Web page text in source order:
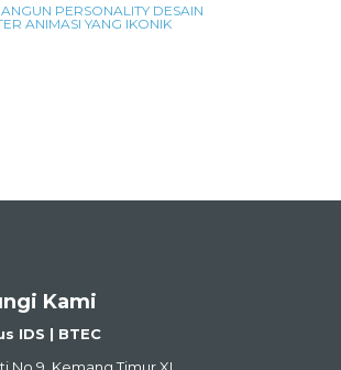
PERSONALITY DESAIN
ANIMASI YANG IKONIK
Kami
IDS | BTEC
No.9, Kemang Timur XI,